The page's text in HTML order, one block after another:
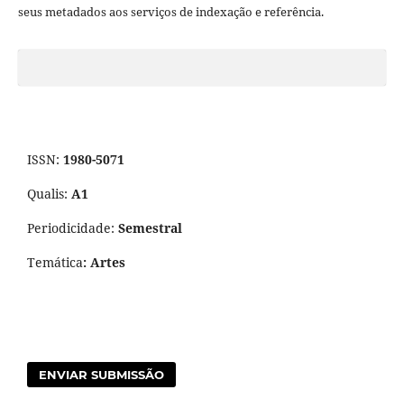
seus metadados aos serviços de indexação e referência.
ISSN: 1980-5071
Qualis: A1
Periodicidade: Semestral
Temática: Artes
ENVIAR SUBMISSÃO